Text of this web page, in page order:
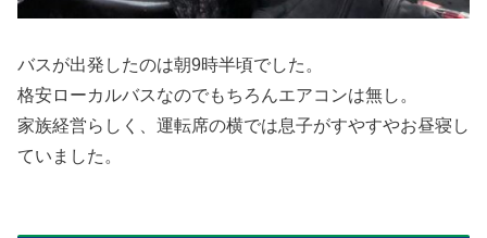
バスが出発したのは朝9時半頃でした。
格安ローカルバスなのでもちろんエアコンは無し。
家族経営らしく、運転席の横では息子がすやすやお昼寝し
ていました。